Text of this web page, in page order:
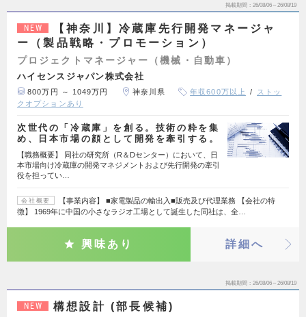
掲載期間 26/08/06～26/08/19
NEW
【神奈川】冷蔵庫先行開発マネージャ
ー（製品戦略・プロモーション）
プロジェクトマネージャー（機械・自動車）
ハイセンスジャパン株式会社
800万円 ～ 1049万円 神奈川県 年収600万以上
ストッ
クオプションあり
次世代の「冷蔵庫」を創る。技術の粋を集
め、日本市場の顔として開発を牽引する。
【職務概要】 同社の研究所（R＆Dセンター）において、日
本市場向け冷蔵庫の開発マネジメントおよび先行開発の牽引
役を担ってい…
会社概要
【事業内容】 ■家電製品の輸出入■販売及び代理業務 【会社の特
徴】 1969年に中国の小さなラジオ工場として誕生した同社は、全…
興味あり 詳細へ
掲載期間 26/08/06～26/08/19
NEW 構想設計 (部長候補)